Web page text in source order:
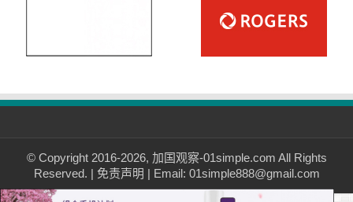
© Copyright 2016-2026, 加国观察-01simple.com All Rights
Reserved. | 免责声明 | Email: 01simple888@gmail.com